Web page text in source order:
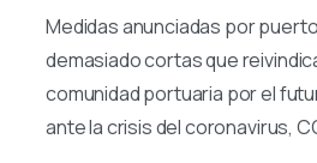
Medidas anunciadas por
demasiado cortas que
comunidad portuaria por el
ante la crisis del coronavirus,